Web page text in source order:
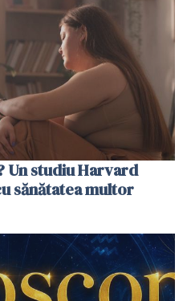
Un studiu Harvard
sănătatea multor